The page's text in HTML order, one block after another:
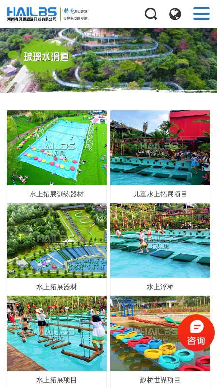
水上拓展训练器材 儿童水上拓展项目
水上拓展器材 水上浮桥
水上拓展项目 趣桥世界项目